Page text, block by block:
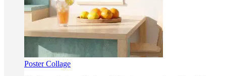
Poster Collage